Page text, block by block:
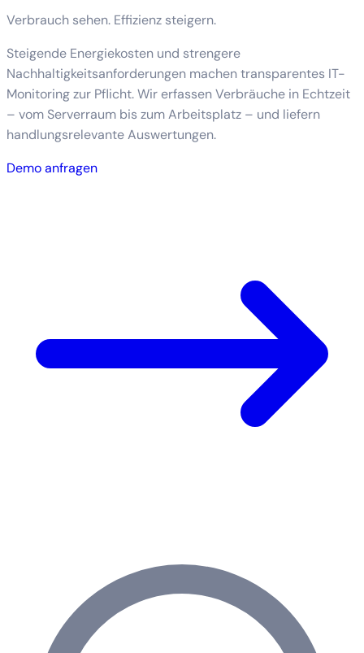
Verbrauch sehen. Effizienz steigern.
Steigende Energiekosten und strengere
Nachhaltigkeitsanforderungen machen transparentes IT-
Monitoring zur Pflicht. Wir erfassen Verbräuche in Echtzeit
– vom Serverraum bis zum Arbeitsplatz – und liefern
handlungsrelevante Auswertungen.
Demo anfragen